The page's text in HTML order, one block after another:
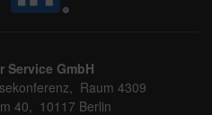
Service GmbH
Raum 4309
40, 10117 Berlin